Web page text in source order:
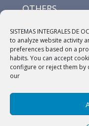
SISTEMAS INTEGRALES
to analyze website activity
preferences based on a
habits. You can accept
configure or reject them by
our
OTHERS
–Links
–Sponsors
(c) 2018 A.C.